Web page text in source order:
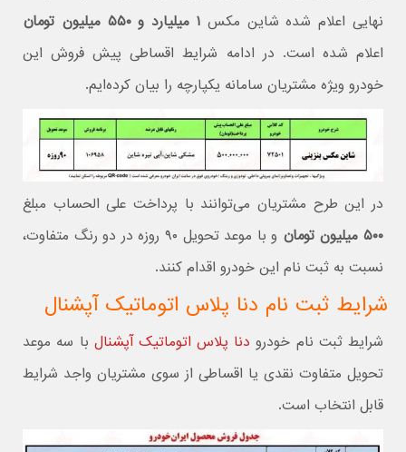
نهایی اعلام شده شاین مکس ۱ میلیارد و ۵۵۰ میلیون تومان
اعلام شده است. در ادامه شرایط اقساطی پیش فروش این
خودرو ویژه مشتریان سامانه یکپارچه را بیان کرده‌ایم.
در این طرح مشتریان می‌توانند با پرداخت علی الحساب مبلغ
۵۰۰ میلیون تومان
و با موعد تحویل ۹۰ روزه در دو رنگ متفاوت،
نسبت به ثبت نام این خودرو اقدام کنند.
شرایط ثبت نام دنا پلاس اتوماتیک آپشنال
شرایط ثبت نام خودرو دنا پلاس اتوماتیک آپشنال با سه موعد
تحویل متفاوت نقدی یا اقساطی از سوی مشتریان واجد شرایط
قابل انتخاب است.